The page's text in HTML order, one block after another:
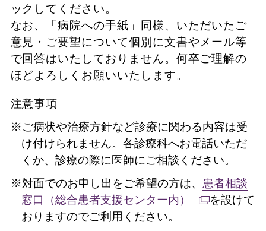
ックしてください。
なお、「病院への手紙」同様、いただいたご
意見・ご要望について個別に文書やメール等
で回答はいたしておりません。何卒ご理解の
ほどよろしくお願いいたします。
注意事項
※ご病状や治療方針など診療に関わる内容は受
け付けられません。各診療科へお電話いただ
くか、診療の際に医師にご相談ください。
※対面でのお申し出をご希望の方は、 患者相談
窓口（総合患者支援センター内）
を設けて
おりますのでご利用ください。